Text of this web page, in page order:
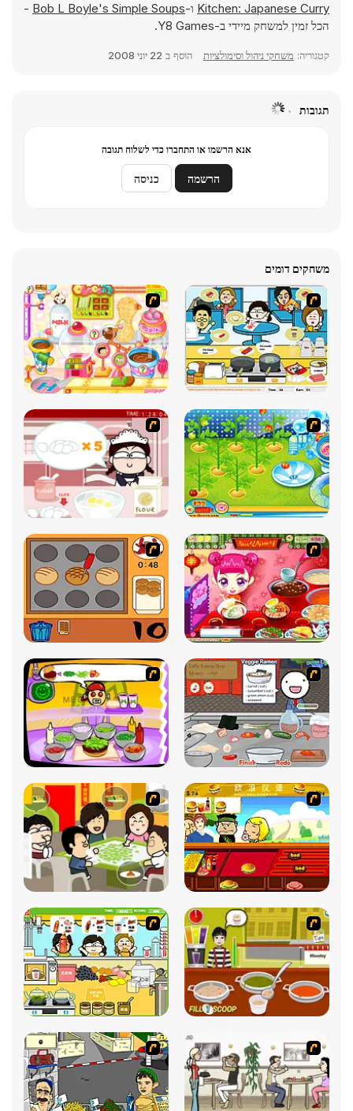
Kitchen: Japanese Curry ו-Bob L Boyle's Simple Soups
-
הכל זמין למשחק מיידי ב-Y8 Games.
קטגוריה: משחקי ניהול וסימולציות הוסף ב 22 יוני 2008
תגובות
אנא הרשמו או התחברו כדי לשלוח תגובה
הרשמה כניסה
משחקים דומים